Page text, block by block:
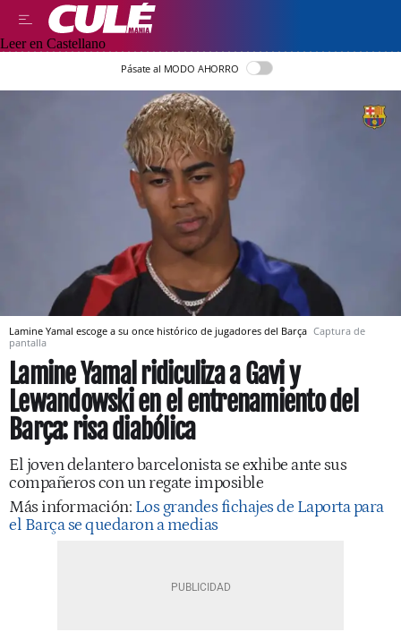
Leer en Castellano
Pásate al MODO AHORRO
Lamine Yamal escoge a su once histórico de jugadores del Barça Captura de
pantalla
Lamine Yamal ridiculiza a Gavi y
Lewandowski en el entrenamiento del
Barça: risa diabólica
El joven delantero barcelonista se exhibe ante sus
compañeros con un regate imposible
Más información: Los grandes fichajes de Laporta para
el Barça se quedaron a medias